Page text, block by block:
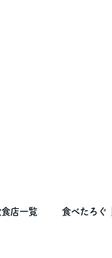
店一覧 食べたろぐ